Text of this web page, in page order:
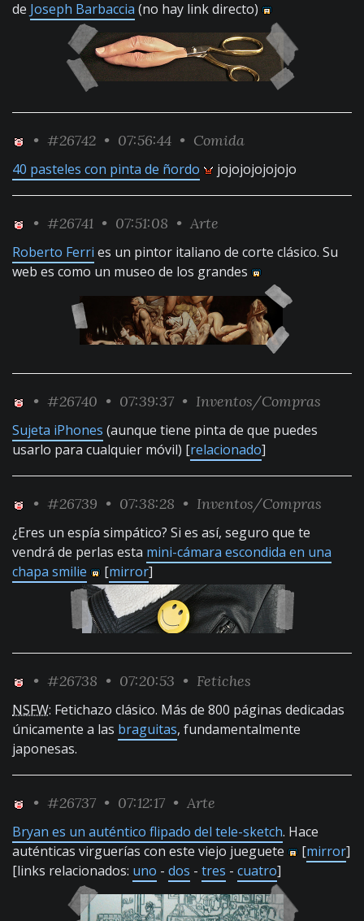
de Joseph Barbaccia (no hay link directo)
• #26742 • 07:56:44 • Comida
40 pasteles con pinta de ñordo jojojojojojojo
• #26741 • 07:51:08 • Arte
Roberto Ferri es un pintor italiano de corte clásico. Su
web es como un museo de los grandes
• #26740 • 07:39:37 • Inventos/Compras
Sujeta iPhones (aunque tiene pinta de que puedes
usarlo para cualquier móvil) [relacionado]
• #26739 • 07:38:28 • Inventos/Compras
¿Eres un espía simpático? Si es así, seguro que te
vendrá de perlas esta mini-cámara escondida en una
chapa smilie
[mirror]
• #26738 • 07:20:53 • Fetiches
NSFW: Fetichazo clásico. Más de 800 páginas dedicadas
únicamente a las braguitas, fundamentalmente
japonesas.
• #26737 • 07:12:17 • Arte
Bryan es un auténtico flipado del tele-sketch. Hace
auténticas virguerías con este viejo jueguete
[mirror]
[links relacionados: uno - dos - tres - cuatro]